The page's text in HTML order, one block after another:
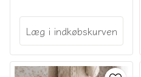
Læg i indkøbskurven